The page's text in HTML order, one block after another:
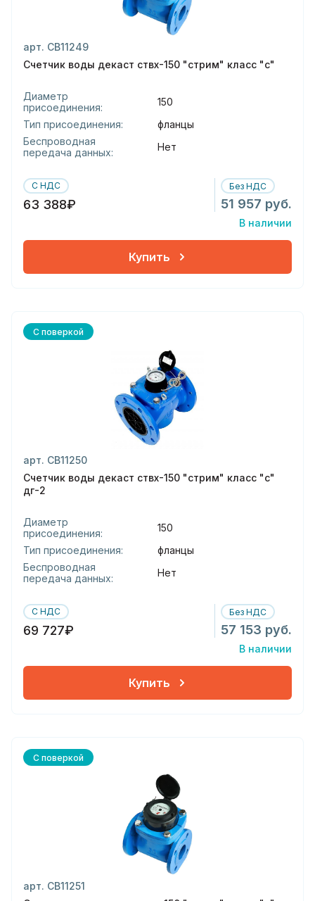
арт. СВ11249
Счетчик воды декаст ствх-150 "стрим" класс "с"
Диаметр
присоединения:
150
Тип присоединения:
фланцы
Беспроводная
передача данных:
Нет
С НДС
63 388₽
Без НДС
51 957 руб.
В наличии
Купить
С поверкой
арт. СВ11250
Счетчик воды декаст ствх-150 "стрим" класс "с"
дг-2
Диаметр
присоединения:
150
Тип присоединения:
фланцы
Беспроводная
передача данных:
Нет
С НДС
69 727₽
Без НДС
57 153 руб.
В наличии
Купить
С поверкой
арт. СВ11251